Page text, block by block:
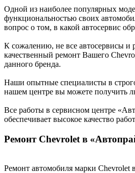
Одной из наиболее популярных
функциональностью своих
вопрос о том, в какой автосервис
К сожалению, не все автосервисы и
качественный ремонт Вашего
данного бренда.
Наши опытные специалисты в
нашем центре вы можете получить
Все работы в сервисном центре
обеспечивает высокое качество
Ремонт Chevrolet в
Ремонт автомобиля марки Chevrolet